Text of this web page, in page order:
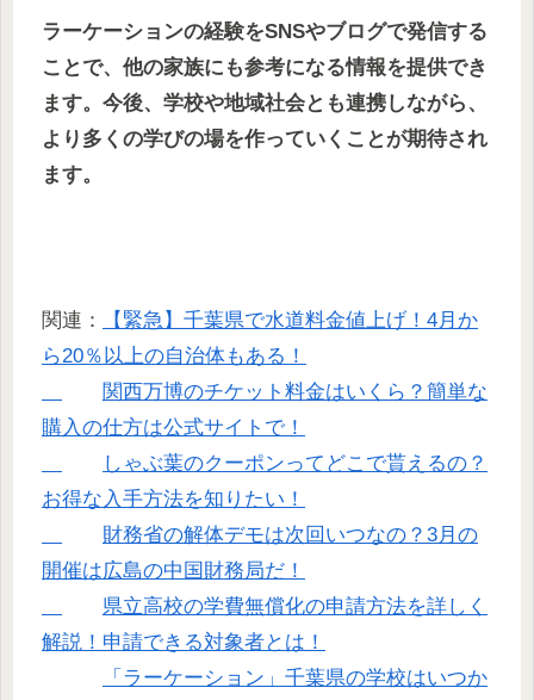
ラーケーションの経験をSNSやブログで発信する
ことで、他の家族にも参考になる情報を提供でき
ます。今後、学校や地域社会とも連携しながら、
より多くの学びの場を作っていくことが期待され
ます。
関連：
【緊急】千葉県で水道料金値上げ！4月か
ら20％以上の自治体もある！
関西万博のチケット料金はいくら？簡単な
購入の仕方は公式サイトで！
しゃぶ葉のクーポンってどこで貰えるの？
お得な入手方法を知りたい！
財務省の解体デモは次回いつなの？3月の
開催は広島の中国財務局だ！
県立高校の学費無償化の申請方法を詳しく
解説！申請できる対象者とは！
「ラーケーション」千葉県の学校はいつか